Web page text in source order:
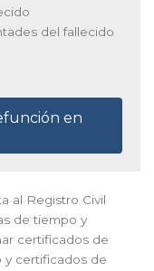
del fallecido
en
al Registro Civil
de tiempo y
certificados de
y certificados de